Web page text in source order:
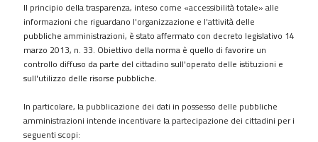
Enti
controllati
Attività
e
procedimenti
Controlli
sulle
Il principio della trasparenza, inteso come «accessibilità totale» alle
informazioni che riguardano l'organizzazione e l'attività delle
pubbliche amministrazioni, è stato affermato con decreto legislativo 14
marzo 2013, n. 33. Obiettivo della norma è quello di favorire un
controllo diffuso da parte del cittadino sull'operato delle istituzioni e
sull'utilizzo delle risorse pubbliche.
In particolare, la pubblicazione dei dati in possesso delle pubbliche
amministrazioni intende incentivare la partecipazione dei cittadini per i
seguenti scopi: